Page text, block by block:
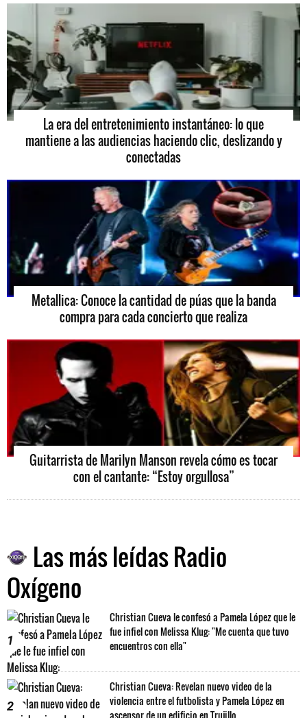
La era del entretenimiento instantáneo: lo que
mantiene a las audiencias haciendo clic, deslizando y
conectadas
Metallica: Conoce la cantidad de púas que la banda
compra para cada concierto que realiza
Guitarrista de Marilyn Manson revela cómo es tocar
con el cantante: “Estoy orgullosa”
Las más leídas Radio
Oxígeno
1
Christian Cueva le confesó a Pamela López que le
fue infiel con Melissa Klug: "Me cuenta que tuvo
encuentros con ella"
2
Christian Cueva: Revelan nuevo video de la
violencia entre el futbolista y Pamela López en
ascensor de un edificio en Trujillo